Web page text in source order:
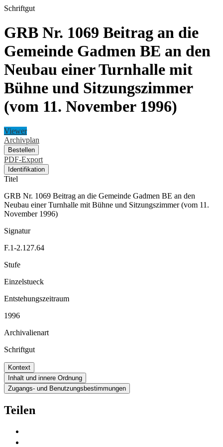
Schriftgut
GRB Nr. 1069 Beitrag an die
Gemeinde Gadmen BE an den
Neubau einer Turnhalle mit
Bühne und Sitzungszimmer
(vom 11. November 1996)
Viewer
Archivplan
Bestellen
PDF-Export
Identifikation
Titel
GRB Nr. 1069 Beitrag an die Gemeinde Gadmen BE an den
Neubau einer Turnhalle mit Bühne und Sitzungszimmer (vom 11.
November 1996)
Signatur
F.1-2.127.64
Stufe
Einzelstueck
Entstehungszeitraum
1996
Archivalienart
Schriftgut
Kontext
Inhalt und innere Ordnung
Zugangs- und Benutzungsbestimmungen
Teilen